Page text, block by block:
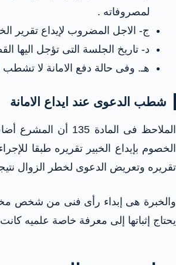
لمصروفاته .
ج‌- الاجل المضروب لإيداع تقرير
د‌- تاريخ الجلسة التى تؤجل اليها
هـ. وفى حالة دفع الامانة لا تشطب
شطب الدعوى عند ايداع الامانة
الملاحظ فى
تقريره وتعريض الدعوى لخطر الزوال
والخبرة هى إبداء رأى فنى من شخص
يحتاج إثباتها إلى معرفة خاصة علميه